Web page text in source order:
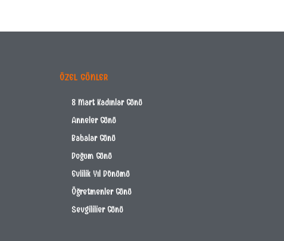
ÖZEL GÜNLER
8 Mart Kadınlar Günü
Anneler Günü
Babalar Günü
Doğum Günü
Evlilik Yıl Dönümü
Öğretmenler Günü
Sevgililier Günü